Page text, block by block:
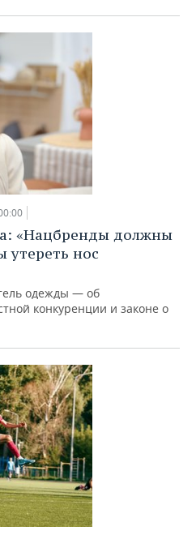
«Нацбренды должны
утереть нос
одежды — об
конкуренции и законе о